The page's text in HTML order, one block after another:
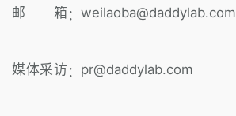
邮 箱 ： weilaoba@daddylab.com
媒体采访 ： pr@daddylab.com